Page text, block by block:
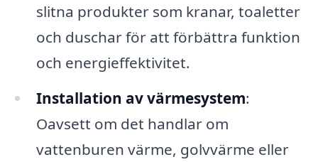
slitna produkter som kranar, toaletter
och duschar för att förbättra funktion
och energieffektivitet.
Installation av värmesystem:
Oavsett om det handlar om
vattenburen värme, golvvärme eller